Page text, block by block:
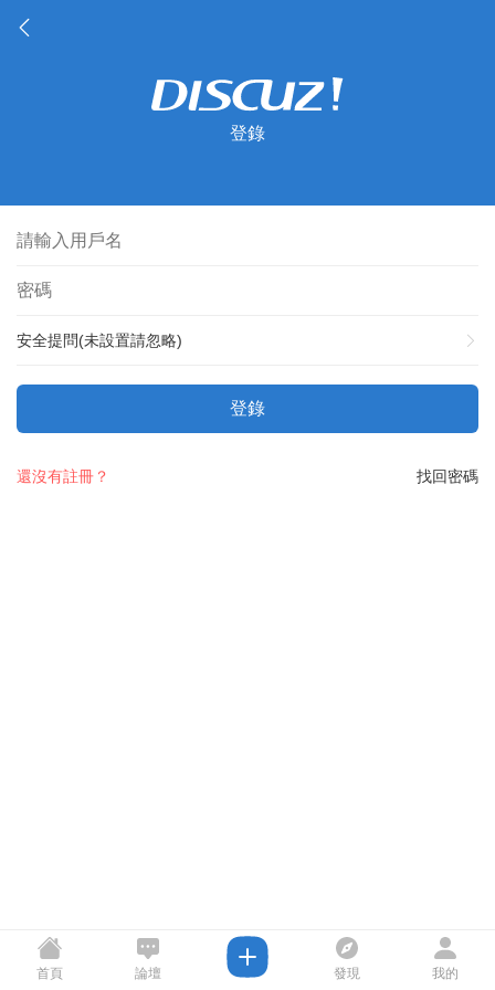
登錄
安全提問(未設置請忽略)
登錄
找回密碼
還沒有註冊？
首頁 論壇 發現 我的